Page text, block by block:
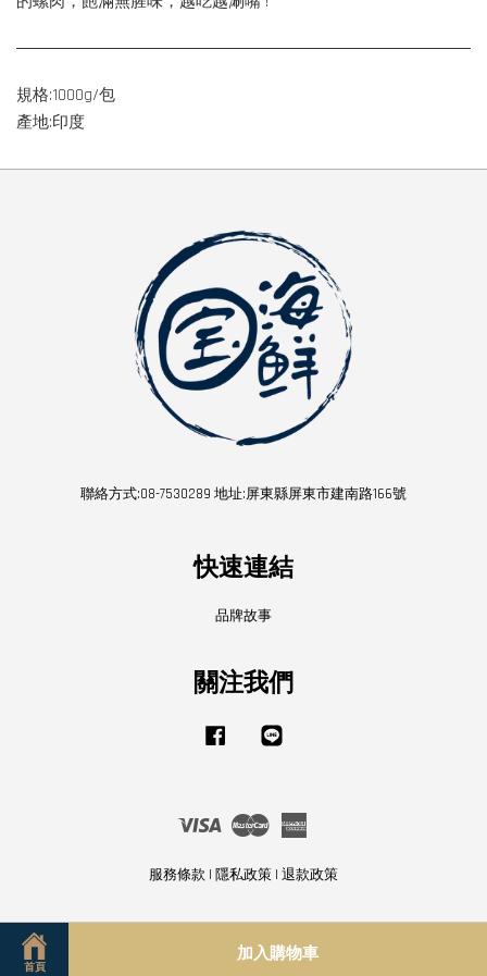
首頁
加入購物車
規格:1000g/包
產地:印度
聯絡方式:08-7530289 地址:屏東縣屏東市建南路166號
快速連結
品牌故事
關注我們
Facebook
Visa Master
服務條款 | 隱私政策 | 退款政策